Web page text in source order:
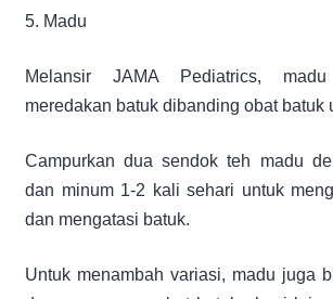
5. Madu
Melansir JAMA Pediatrics,
meredakan batuk dibanding obat batuk
Campurkan dua sendok teh madu
dan minum 1-2 kali sehari untuk
dan mengatasi batuk.
Untuk menambah variasi, madu juga